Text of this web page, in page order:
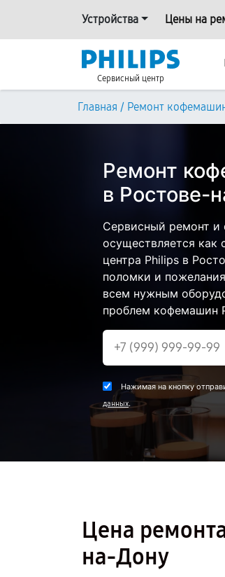
Устройства Цены на
Сервисный центр
Главная / Ремонт
Ремонт
в Ростове-
Сервисный ремонт и
осуществляется как
центра Philips в
поломки и
всем нужным
проблем кофемашин
Нажимая на кнопку
данных.
Цена
на-Дону